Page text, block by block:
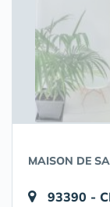
MAISON DE
93390 -